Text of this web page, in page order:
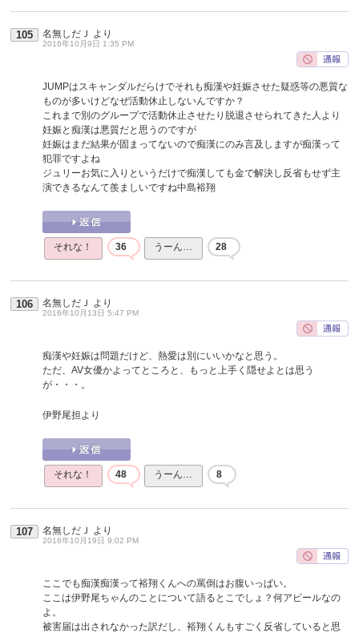
105 名無しだＪ より
2016年10月9日 1:35 PM
JUMPはスキャンダルだらけでそれも痴漢や妊娠させた疑惑等の悪質な
ものが多いけどなぜ活動休止しないんですか？
これまで別のグループで活動休止させたり脱退させられてきた人より
妊娠と痴漢は悪質だと思うのですが
妊娠はまだ結果が固まってないので痴漢にのみ言及しますが痴漢って
犯罪ですよね
ジュリーお気に入りというだけで痴漢しても金で解決し反省もせず主
演できるなんて羨ましいですね中島裕翔
それな！ 36 うーん… 28
106 名無しだＪ より
2016年10月13日 5:47 PM
痴漢や妊娠は問題だけど、熱愛は別にいいかなと思う。
ただ、AV女優かよってところと、もっと上手く隠せよとは思う
が・・・。
伊野尾担より
それな！ 48 うーん… 8
107 名無しだＪ より
2016年10月19日 9:02 PM
ここでも痴漢痴漢って裕翔くんへの罵倒はお腹いっぱい。
ここは伊野尾ちゃんのことについて語るとこでしょ？何アピールなの
よ。
被害届は出されなかった訳だし、裕翔くんもすごく反省していると思